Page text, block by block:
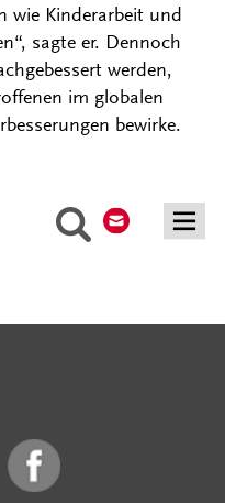
Suche
wie Kinderarbeit und
sagte er. Dennoch
werden,
im globalen
bewirke.